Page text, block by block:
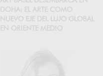
DOHA: EL ARTE COMO
NUEVO EJE DEL LUJO GLOBAL
EN ORIENTE MEDIO